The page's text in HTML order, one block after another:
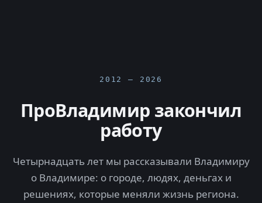
2012 — 2026
ПроВладимир закончил
работу
Четырнадцать лет мы рассказывали Владимиру
о Владимире: о городе, людях, деньгах и
решениях, которые меняли жизнь региона.